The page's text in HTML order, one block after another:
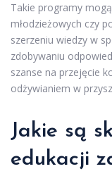
Takie programy
młodzieżowych czy
szerzeniu wiedzy w
zdobywaniu
szanse na przejęcie
odżywianiem w
Jakie są
edukacji